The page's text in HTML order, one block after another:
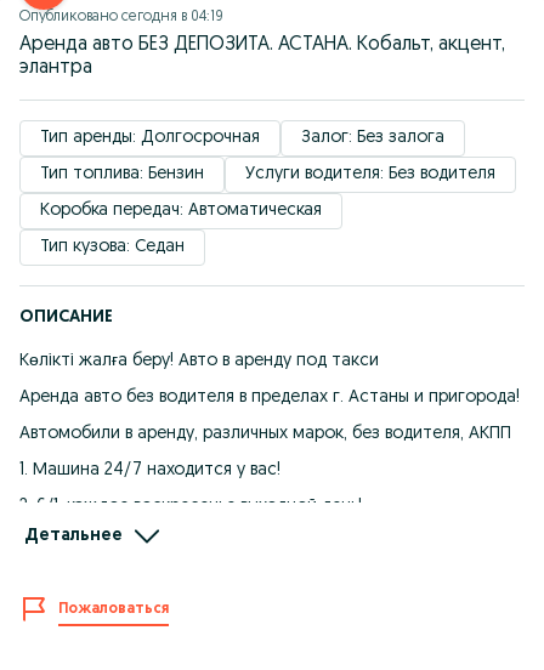
Опубликовано сегодня в 04:19
Аренда авто БЕЗ ДЕПОЗИТА. АСТАНА. Кобальт, акцент,
элантра
Тип аренды: Долгосрочная
Залог: Без залога
Тип топлива: Бензин
Услуги водителя: Без водителя
Коробка передач: Автоматическая
Тип кузова: Седан
ОПИСАНИЕ
Көлікті жалға беру! Авто в аренду под такси
Аренда авто без водителя в пределах г. Астаны и пригорода!
Автомобили в аренду, различных марок, без водителя, АКПП
1. Машина 24/7 находится у вас!
2. 6/1, каждое воскресенье выходной день!
3. Ремонт, техобслуживание, за счет компании
5. Стаж вождения от двух лет
Детальнее
Пожаловаться